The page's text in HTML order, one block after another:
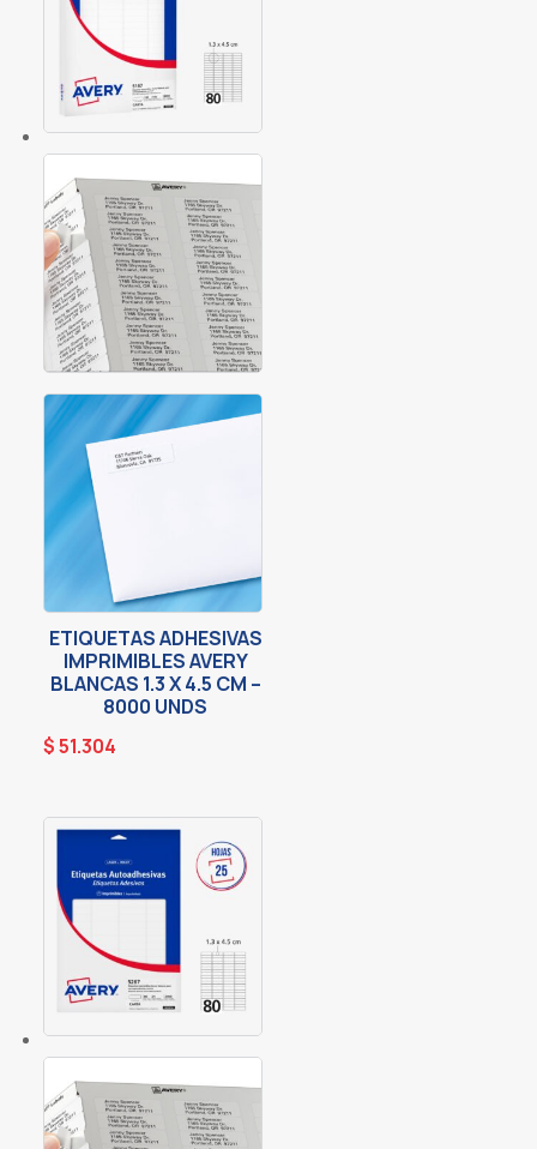
ETIQUETAS ADHESIVAS
IMPRIMIBLES AVERY
BLANCAS 1.3 X 4.5 CM –
8000 UNDS
$51.304